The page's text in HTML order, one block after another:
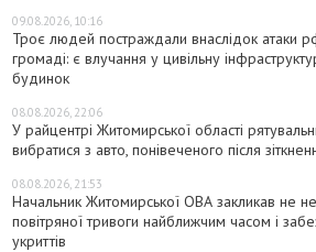
09.08.2026, 10:16
Троє людей постраждали внаслідок атаки
громаді: є влучання у цивільну
будинок
08.08.2026, 22:06
У райцентрі Житомирської області
вибратися з авто, понівеченого після
08.08.2026, 21:53
Начальник Житомирської ОВА закликав не
повітряної тривоги найближчим часом і
укриттів